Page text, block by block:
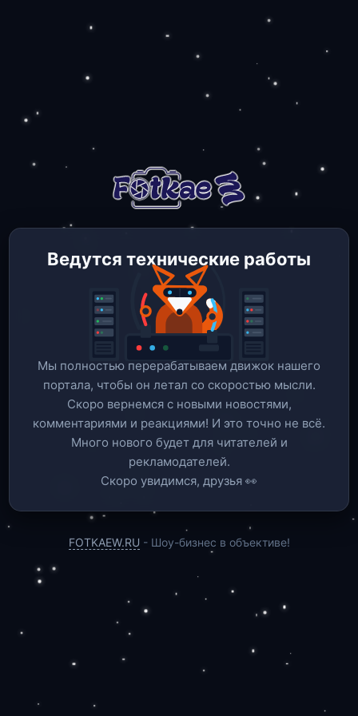
Ведутся технические работы
Мы полностью перерабатываем движок нашего
портала, чтобы он летал со скоростью мысли.
Скоро вернемся c новыми новостями,
комментариями и реакциями! И это точно не всё.
Много нового будет для читателей и
рекламодателей.
Скоро увидимся, друзья 👀
FOTKAEW.RU - Шоу-бизнес в объективе!